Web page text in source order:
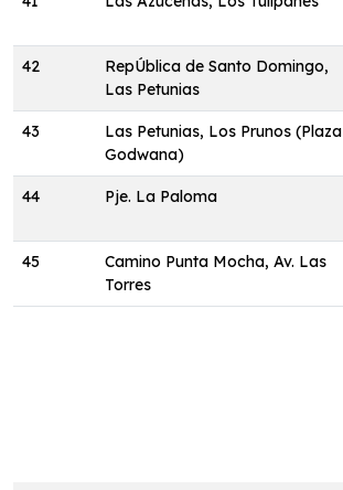
42
RepÚblica de Santo Domingo,
Las Petunias
43
Las Petunias, Los Prunos (Plaza
Godwana)
44 Pje. La Paloma
45
Camino Punta Mocha, Av. Las
Torres